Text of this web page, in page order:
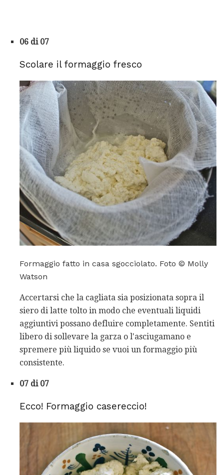
06 di 07
Scolare il formaggio fresco
Formaggio fatto in casa sgocciolato. Foto © Molly
Watson
Accertarsi che la cagliata sia posizionata sopra il
siero di latte tolto in modo che eventuali liquidi
aggiuntivi possano defluire completamente. Sentiti
libero di sollevare la garza o l'asciugamano e
spremere più liquido se vuoi un formaggio più
consistente.
07 di 07
Ecco! Formaggio casereccio!